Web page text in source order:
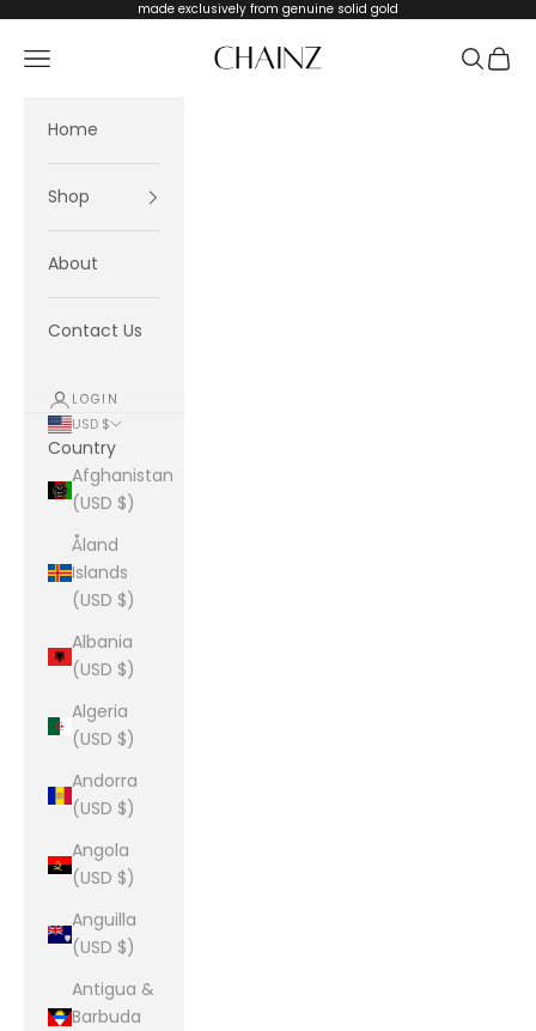
made exclusively from genuine solid gold
CHAINZ
Navigation menu Search
Cart
Home
Shop
About
Contact Us
LOGIN
USD $
Country
Afghanistan
(USD $)
Åland
Islands
(USD $)
Albania
(USD $)
Algeria
(USD $)
Andorra
(USD $)
Angola
(USD $)
Anguilla
(USD $)
Antigua &
Barbuda